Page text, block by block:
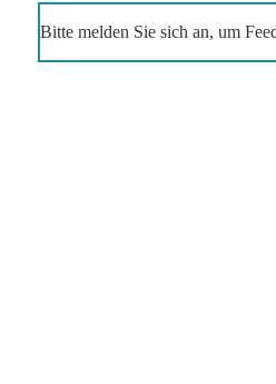
Bitte melden Sie sich an, um